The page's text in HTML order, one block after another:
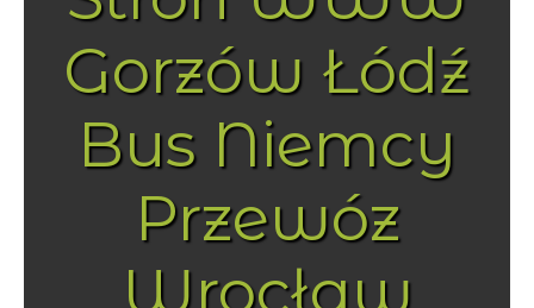
Gorzów Łódź
Bus Niemcy
Przewóz
Wrocław